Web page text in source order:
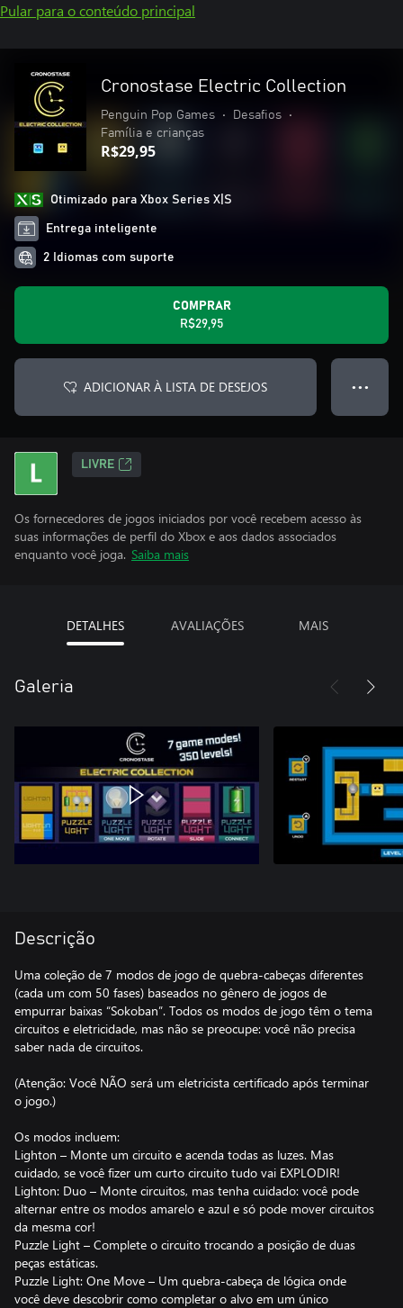
Pular para o conteúdo principal
Cronostase Electric Collection
Penguin Pop Games • Desafios
•
Família e crianças
R$29,95
Otimizado para Xbox Series X|S
Entrega inteligente
2 Idiomas com suporte
COMPRAR
R$29,95
ADICIONAR À LISTA DE DESEJOS ● ● ●
LIVRE
Os fornecedores de jogos iniciados por você recebem acesso às
suas informações de perfil do Xbox e aos dados associados
enquanto você joga. Saiba mais
DETALHES AVALIAÇÕES MAIS
Galeria
Descrição
Uma coleção de 7 modos de jogo de quebra-cabeças diferentes
(cada um com 50 fases) baseados no gênero de jogos de
empurrar baixas “Sokoban”. Todos os modos de jogo têm o tema
circuitos e eletricidade, mas não se preocupe: você não precisa
saber nada de circuitos.
(Atenção: Você NÃO será um eletricista certificado após terminar
o jogo.)
Os modos incluem:
Lighton – Monte um circuito e acenda todas as luzes. Mas
cuidado, se você fizer um curto circuito tudo vai EXPLODIR!
Lighton: Duo – Monte circuitos, mas tenha cuidado: você pode
alternar entre os modos amarelo e azul e só pode mover circuitos
da mesma cor!
Puzzle Light – Complete o circuito trocando a posição de duas
peças estáticas.
Puzzle Light: One Move – Um quebra-cabeça de lógica onde
você deve descobrir como completar o alvo em um único